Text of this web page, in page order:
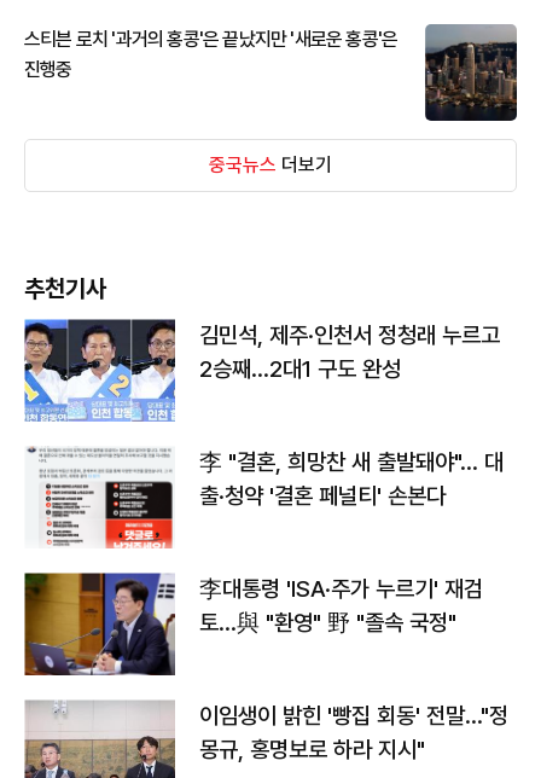
스티븐 로치 '과거의 홍콩'은 끝났지만 '새로운 홍콩'은
진행중
중국뉴스 더보기
추천기사
김민석, 제주·인천서 정청래 누르고
2승째…2대1 구도 완성
李 "결혼, 희망찬 새 출발돼야"… 대
출·청약 '결혼 페널티' 손본다
李대통령 'ISA·주가 누르기' 재검
토…與 "환영" 野 "졸속 국정"
이임생이 밝힌 '빵집 회동' 전말…"정
몽규, 홍명보로 하라 지시"